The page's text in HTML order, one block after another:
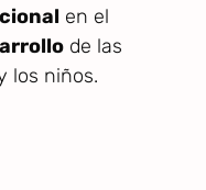
en el
de las
los niños.